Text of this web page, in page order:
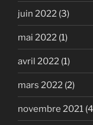
juin 2022 (3)
mai 2022 (1)
avril 2022 (1)
mars 2022 (2)
novembre 2021